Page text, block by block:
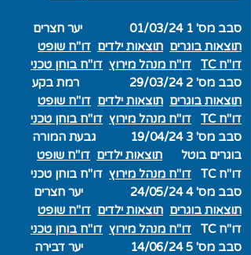
סבב מס' 1 01/03/24 יער חצרים
תוצאות בוגרים תוצאות ילדים דו"ח שופט
דו"ח TC
דו"ח מנהל מירוץ דו"ח בוחן טכני
סבב מס' 2 29/03/24 רמת בקע
תוצאות בוגרים תוצאות ילדים דו"ח שופט
דו"ח TC
דו"ח מנהל מירוץ דו"ח בוחן טכני
סבב מס' 3 19/04/24 גבעת המורה
בוגרים בוטל
תוצאות ילדים דו"ח שופט
דו"ח TC
דו"ח מנהל מירוץ דו"ח בוחן טכני
סבב מס' 4 24/05/24 יער חצרים
תוצאות בוגרים תוצאות ילדים דו"ח שופט
דו"ח TC
דו"ח מנהל מירוץ דו"ח בוחן טכני
סבב מס' 5 14/06/24 יער דבירה